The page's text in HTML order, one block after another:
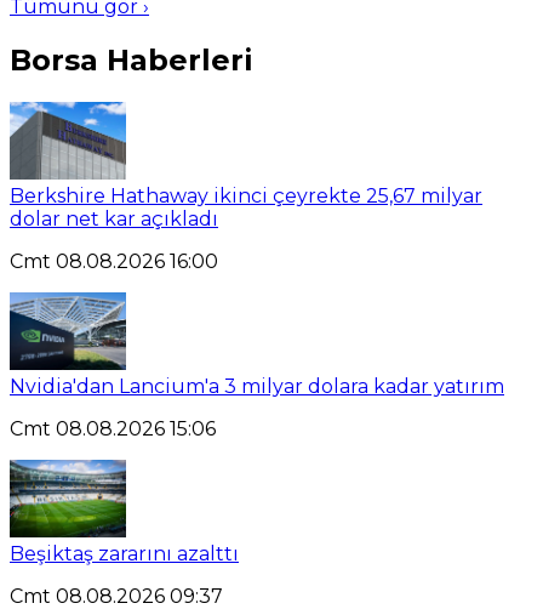
Tümünü gör ›
Borsa Haberleri
Berkshire Hathaway ikinci çeyrekte 25,67 milyar
dolar net kar açıkladı
Cmt 08.08.2026 16:00
Nvidia'dan Lancium'a 3 milyar dolara kadar yatırım
Cmt 08.08.2026 15:06
Beşiktaş zararını azalttı
Cmt 08.08.2026 09:37